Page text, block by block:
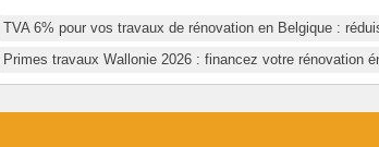
TVA 6% pour vos travaux de rénovation en Belgique :
Primes travaux Wallonie 2026 : financez votre rénovation